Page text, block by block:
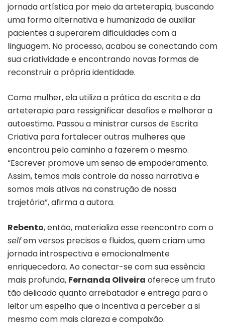
jornada artística por meio da arteterapia, buscando
uma forma alternativa e humanizada de auxiliar
pacientes a superarem dificuldades com a
linguagem. No processo, acabou se conectando com
sua criatividade e encontrando novas formas de
reconstruir a própria identidade.
Como mulher, ela utiliza a prática da escrita e da
arteterapia para ressignificar desafios e melhorar a
autoestima. Passou a ministrar cursos de Escrita
Criativa para fortalecer outras mulheres que
encontrou pelo caminho a fazerem o mesmo.
“Escrever promove um senso de empoderamento.
Assim, temos mais controle da nossa narrativa e
somos mais ativas na construção de nossa
trajetória”, afirma a autora.
Rebento, então, materializa esse reencontro com o
selfem versos precisos e fluidos, quem criam uma
jornada introspectiva e emocionalmente
enriquecedora. Ao conectar-se com sua essência
mais profunda, Fernanda Oliveira oferece um fruto
tão delicado quanto arrebatador e entrega para o
leitor um espelho que o incentiva a perceber a si
mesmo com mais clareza e compaixão.